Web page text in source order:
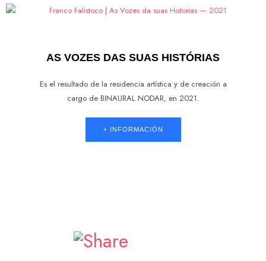
AS VOZES DAS SUAS HISTÓRIAS
Es el resultado de la residencia artística y de creación a
cargo de BINAURAL NODAR, en 2021.
+ INFORMACIÓN
Facebook
Twitter
Email